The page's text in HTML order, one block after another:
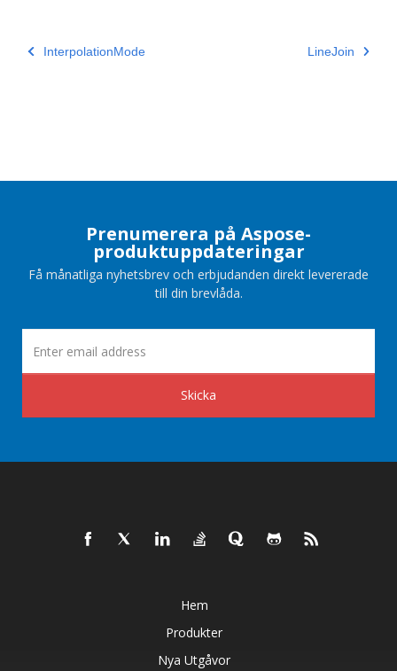
InterpolationMode LineJoin
Prenumerera på Aspose-
produktuppdateringar
Få månatliga nyhetsbrev och erbjudanden direkt levererade
till din brevlåda.
Skicka
Hem
Produkter
Nya Utgåvor